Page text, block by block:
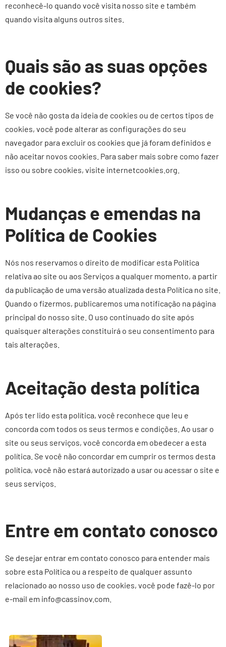
reconhecê-lo quando você visita nosso site e também
quando visita alguns outros sites.
Quais são as suas opções
de cookies?
Se você não gosta da ideia de cookies ou de certos tipos de
cookies, você pode alterar as configurações do seu
navegador para excluir os cookies que já foram definidos e
não aceitar novos cookies. Para saber mais sobre como fazer
isso ou sobre cookies, visite internetcookies.org.
Mudanças e emendas na
Política de Cookies
Nós nos reservamos o direito de modificar esta Política
relativa ao site ou aos Serviços a qualquer momento, a partir
da publicação de uma versão atualizada desta Política no site.
Quando o fizermos, publicaremos uma notificação na página
principal do nosso site. O uso continuado do site após
quaisquer alterações constituirá o seu consentimento para
tais alterações.
Aceitação desta política
Após ter lido esta política, você reconhece que leu e
concorda com todos os seus termos e condições. Ao usar o
site ou seus serviços, você concorda em obedecer a esta
política. Se você não concordar em cumprir os termos desta
política, você não estará autorizado a usar ou acessar o site e
seus serviços.
Entre em contato conosco
Se desejar entrar em contato conosco para entender mais
sobre esta Política ou a respeito de qualquer assunto
relacionado ao nosso uso de cookies, você pode fazê-lo por
e-mail em info@cassinov.com